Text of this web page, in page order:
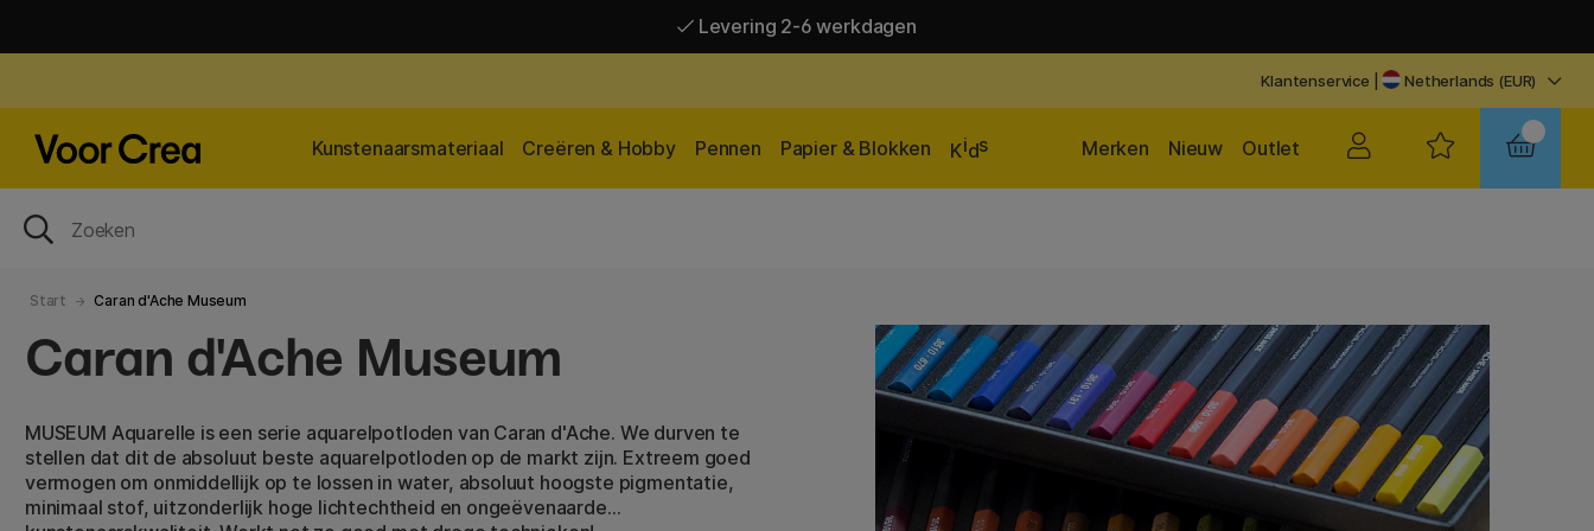
Levering 2-6 werkdagen
Klantenservice | Netherlands (EUR)
Kunstenaarsmateriaal Creëren & Hobby Pennen Papier & Blokken Kids Outlet
Nieuw
Merken
Start Caran d'Ache Museum
Caran d'Ache Museum
MUSEUM Aquarelle is een serie aquarelpotloden van Caran d'Ache. We durven te
stellen dat dit de absoluut beste aquarelpotloden op de markt zijn. Extreem goed
vermogen om onmiddellijk op te lossen in water, absoluut hoogste pigmentatie,
minimaal stof, uitzonderlijk hoge lichtechtheid en ongeëvenaarde